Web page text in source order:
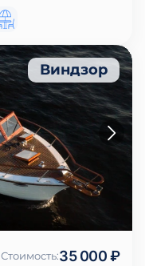
Виндзор
Стоимость:35 000 ₽